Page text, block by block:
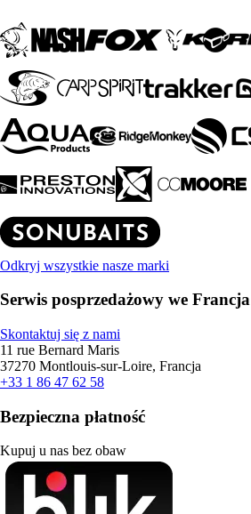
Odkryj wszystkie nasze marki
Serwis posprzedażowy we Francja
Skontaktuj się z nami
11 rue Bernard Maris
37270 Montlouis-sur-Loire, Francja
+33 1 86 47 62 58
Bezpieczna płatność
Kupuj u nas bez obaw